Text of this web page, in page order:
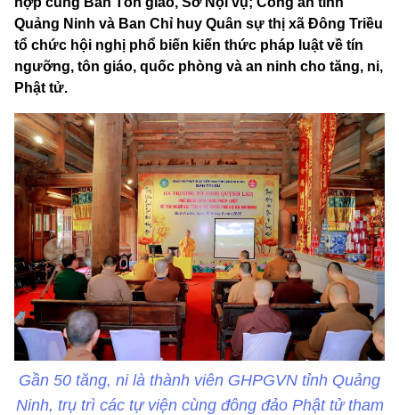
Quảng Ninh và Ban Chỉ huy Quân sự thị xã Đông Triều
tổ chức hội nghị phổ biến kiến thức pháp luật về tín
ngưỡng, tôn giáo, quốc phòng và an ninh cho tăng, ni,
Phật tử.
Gần 50 tăng, ni là thành viên GHPGVN tỉnh Quảng
Ninh, trụ trì các tự viện cùng đông đảo Phật tử tham